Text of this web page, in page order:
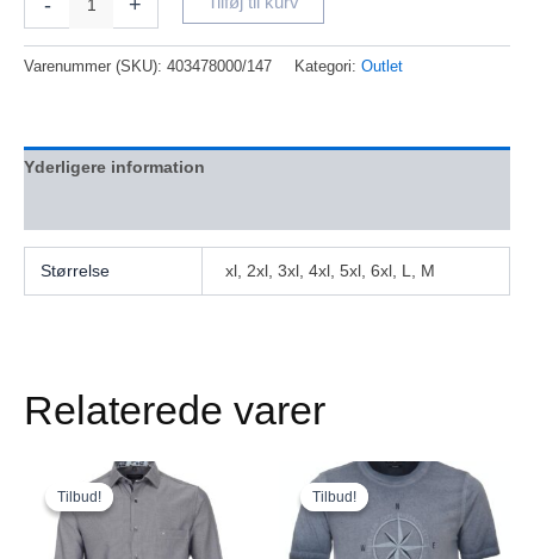
Varenummer (SKU): 403478000/147 Kategori: Outlet
Yderligere information
Størrelse xl, 2xl, 3xl, 4xl, 5xl, 6xl, L, M
Relaterede varer
Tilbud!
Tilbud!
Den
oprindelige
pris
var:
kr. 600,00.
aktuelle
pris
er:
kr. 360,00.
vare
har
flere
Tilbud!
Tilbud!
Den
pris
var:
kr. 275,00.
Den
aktuelle
pris
er:
kr. 193,00.
Dette
vare
har
flere